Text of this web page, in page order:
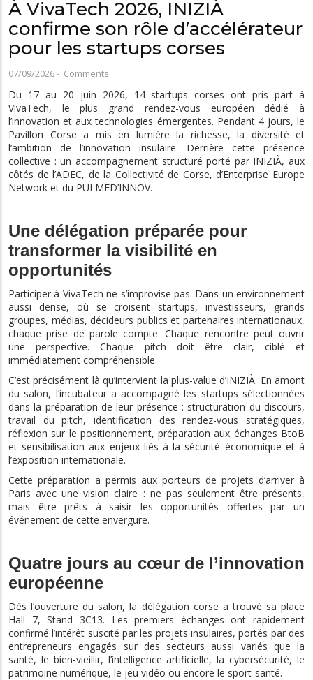
À VivaTech 2026, INIZIÀ
confirme son rôle d’accélérateur
pour les startups corses
07/09/2026- Comments
Du 17 au 20 juin 2026, 14 startups corses ont pris part à
VivaTech, le plus grand rendez-vous européen dédié à
l’innovation et aux technologies émergentes. Pendant 4 jours, le
Pavillon Corse a mis en lumière la richesse, la diversité et
l’ambition de l’innovation insulaire. Derrière cette présence
collective : un accompagnement structuré porté par INIZIÀ, aux
côtés de l’ADEC, de la Collectivité de Corse, d’Enterprise Europe
Network et du PUI MED’INNOV.
Une délégation préparée pour
transformer la visibilité en
opportunités
Participer à VivaTech ne s’improvise pas. Dans un environnement
aussi dense, où se croisent startups, investisseurs, grands
groupes, médias, décideurs publics et partenaires internationaux,
chaque prise de parole compte. Chaque rencontre peut ouvrir
une perspective. Chaque pitch doit être clair, ciblé et
immédiatement compréhensible.
C’est précisément là qu’intervient la plus-value d’INIZIÀ. En amont
du salon, l’incubateur a accompagné les startups sélectionnées
dans la préparation de leur présence : structuration du discours,
travail du pitch, identification des rendez-vous stratégiques,
réflexion sur le positionnement, préparation aux échanges BtoB
et sensibilisation aux enjeux liés à la sécurité économique et à
l’exposition internationale.
Cette préparation a permis aux porteurs de projets d’arriver à
Paris avec une vision claire : ne pas seulement être présents,
mais être prêts à saisir les opportunités offertes par un
événement de cette envergure.
Quatre jours au cœur de l’innovation
européenne
Dès l’ouverture du salon, la délégation corse a trouvé sa place
Hall 7, Stand 3C13. Les premiers échanges ont rapidement
confirmé l’intérêt suscité par les projets insulaires, portés par des
entrepreneurs engagés sur des secteurs aussi variés que la
santé, le bien-vieillir, l’intelligence artificielle, la cybersécurité, le
patrimoine numérique, le jeu vidéo ou encore le sport-santé.